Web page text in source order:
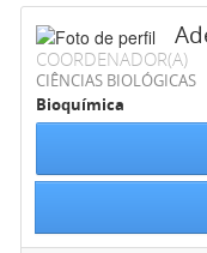
COORDENADOR(A)
CIÊNCIAS BIOLÓGICAS
Bioquímica